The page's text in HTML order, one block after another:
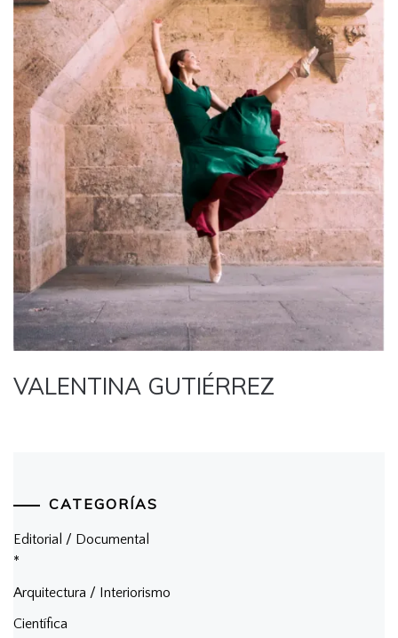
VALENTINA GUTIÉRREZ
CATEGORÍAS
Editorial / Documental
*
Arquitectura / Interiorismo
Científica